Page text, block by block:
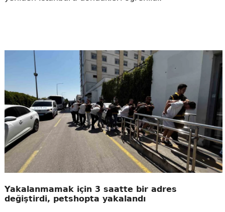
Yakalanmamak için 3 saatte bir adres
değiştirdi, petshopta yakalandı